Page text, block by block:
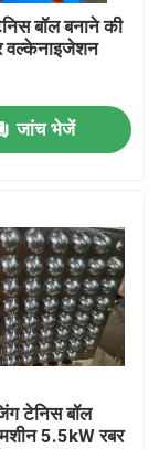
बॉल बनाने की
वल्केनाइजेशन
जांच भेजें
टेनिस बॉल
5.5kW रबर